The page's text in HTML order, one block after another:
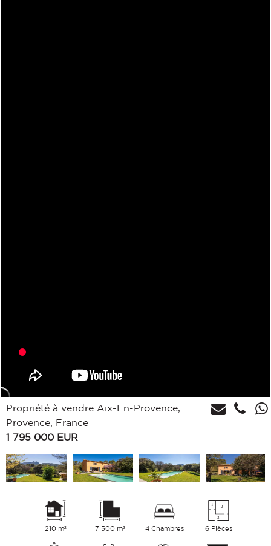
Propriété à vendre Aix-En-Provence,
Provence, France
1 795 000 EUR
210 m² 7 500 m² 4 Chambres 6 Pièces